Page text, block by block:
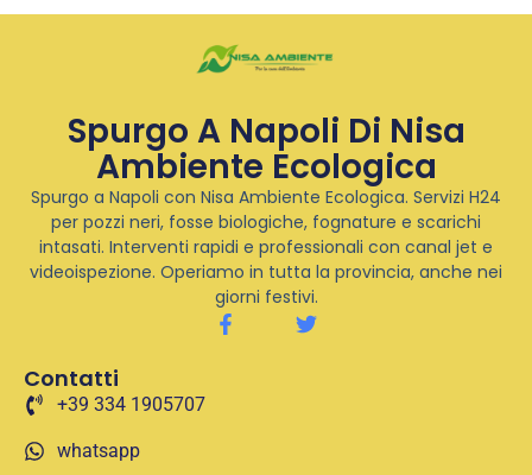
Spurgo A Napoli Di Nisa
Ambiente Ecologica
Spurgo a Napoli con Nisa Ambiente Ecologica. Servizi H24
per pozzi neri, fosse biologiche, fognature e scarichi
intasati. Interventi rapidi e professionali con canal jet e
videoispezione. Operiamo in tutta la provincia, anche nei
giorni festivi.
Contatti
+39 334 1905707
whatsapp